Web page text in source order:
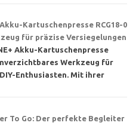
Akku-Kartuschenpresse RCG18-0
für präzise Versiegelungen
Akku-Kartuschenpresse
Werkzeug für
Enthusiasten. Mit ihrer
To Go: Der perfekte Begleiter